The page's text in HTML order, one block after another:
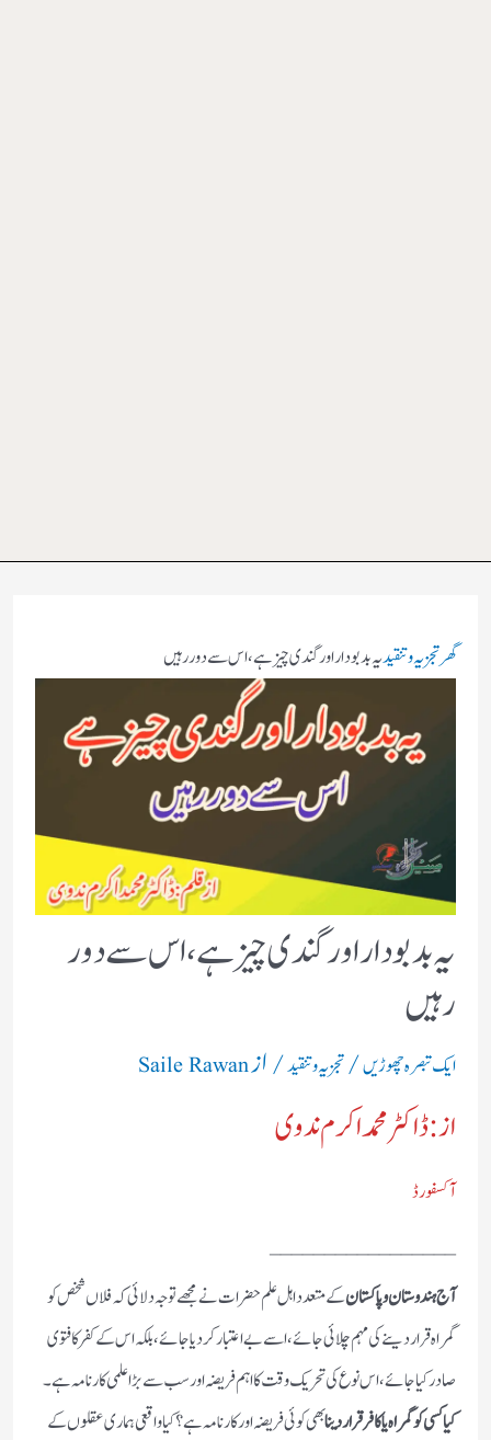
گھرتجزیہ و تنقیدیہ بدبو دار اور گندى چیز ہے ، اس سے دور رہیں
یہ بدبو دار اور گندى چیز ہے ، اس سے دور
رہیں
ایک تبصرہ چھوڑیں/تجزیہ و تنقید/ ازSaile Rawan
از: ڈاکٹر محمد اکرم ندوی
آکسفورڈ
آج ہندوستان و پاكستانكے متعدد اہل علم حضرات نے مجهے توجہ دلائى كہ فلاں شخص كو
گمراه قرار دينے كى مہم چلائى جائے، اسے بے اعتبار كر ديا جائے، بلكہ اس كے كفر كا فتوى
صادر كيا جائے، اس نوع كى تحريك وقت كا اہم فريضہ اور سب سے بڑا علمى كارنامہ ہے۔
كيا كسى كو گمراه يا كافر قرار دينابهى كوئى فريضہ اور كارنامہ ہے؟ كيا واقعى ہمارى عقلوں كے